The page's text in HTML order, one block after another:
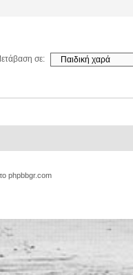
σε:
phpbbgr.com